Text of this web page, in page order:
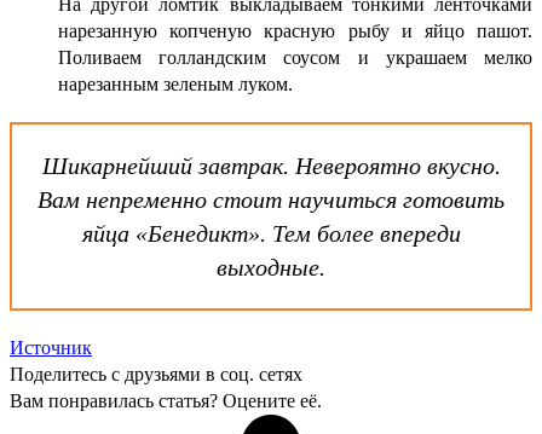
нарезанную копченую красную рыбу и яйцо пашот.
Поливаем голландским соусом и украшаем мелко
нарезанным зеленым луком.
Шикарнейший завтрак. Невероятно вкусно.
Вам непременно стоит научиться готовить
яйца «Бенедикт». Тем более впереди
выходные.
Источник
Поделитесь с друзьями в соц. сетях
Вам понравилась статья? Оцените её.